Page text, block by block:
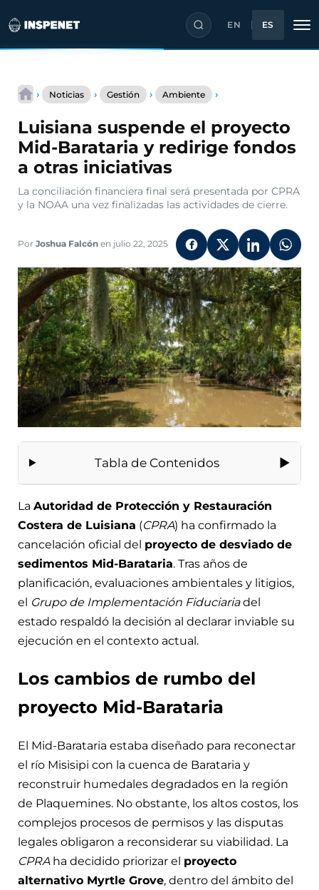
contenido
EN ES
› Noticias › Gestión › Ambiente ›
proyecto
Mid-
Barataria
fondos
a
iniciativas
Luisiana suspende el proyecto
Mid-Barataria y redirige fondos
a otras iniciativas
La conciliación financiera final será presentada por CPRA
y la NOAA una vez finalizadas las actividades de cierre.
Por Joshua Falcón en julio 22, 2025
Tabla de Contenidos
La Autoridad de Protección y Restauración
Costera de Luisiana (CPRA) ha confirmado la
cancelación oficial del proyecto de desviado de
sedimentos Mid-Barataria. Tras años de
planificación, evaluaciones ambientales y litigios,
el Grupo de Implementación Fiduciariadel
estado respaldó la decisión al declarar inviable su
ejecución en el contexto actual.
Los cambios de rumbo del
proyecto Mid-Barataria
El Mid-Barataria estaba diseñado para reconectar
el río Misisipi con la cuenca de Barataria y
reconstruir humedales degradados en la región
de Plaquemines. No obstante, los altos costos, los
complejos procesos de permisos y las disputas
legales obligaron a reconsiderar su viabilidad. La
CPRA ha decidido priorizar el proyecto
alternativo Myrtle Grove, dentro del ámbito del